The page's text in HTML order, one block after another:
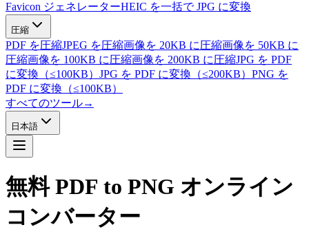
Favicon ジェネレーターHEIC を一括で JPG に変換
圧縮
PDF を圧縮JPEG を圧縮画像を 20KB に圧縮画像を 50KB に
圧縮画像を 100KB に圧縮画像を 200KB に圧縮JPG を PDF
に変換（≤100KB） JPG を PDF に変換（≤200KB） PNG を
PDF に変換（≤100KB）
すべてのツール→
日本語
無料 PDF to PNG オンライン
コンバーター